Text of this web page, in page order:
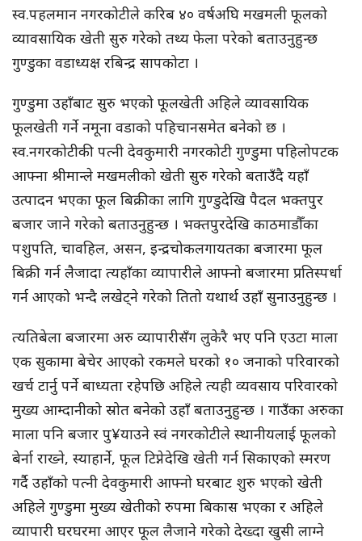
स्व.पहलमान नगरकोटीले करिब ४० वर्षअघि मखमली फूलको
व्यावसायिक खेती सुरु गरेको तथ्य फेला परेको बताउनुहुन्छ
गुण्डुका वडाध्यक्ष रबिन्द्र सापकोटा ।
गुण्डुमा उहाँबाट सुरु भएको फूलखेती अहिले व्यावसायिक
फूलखेती गर्ने नमूना वडाको पहिचानसमेत बनेको छ ।
स्व.नगरकोटीकी पत्नी देवकुमारी नगरकोटी गुण्डुमा पहिलोपटक
आफ्ना श्रीमान्ले मखमलीको खेती सुरु गरेको बताउँदै यहाँ
उत्पादन भएका फूल बिक्रीका लागि गुण्डुदेखि पैदल भक्तपुर
बजार जाने गरेको बताउनुहुन्छ । भक्तपुरदेखि काठमाडौँका
पशुपति, चावहिल, असन, इन्द्रचोकलगायतका बजारमा फूल
बिक्री गर्न लैजादा त्यहाँका व्यापारीले आफ्नो बजारमा प्रतिस्पर्धा
गर्न आएको भन्दै लखेट्ने गरेको तितो यथार्थ उहाँ सुनाउनुहुन्छ ।
त्यतिबेला बजारमा अरु व्यापारीसँग लुकेरै भए पनि एउटा माला
एक सुकामा बेचेर आएको रकमले घरको १० जनाको परिवारको
खर्च टार्नु पर्ने बाध्यता रहेपछि अहिले त्यही व्यवसाय परिवारको
मुख्य आम्दानीको स्रोत बनेको उहाँ बताउनुहुन्छ । गाउँका अरुका
माला पनि बजार पु¥याउने स्वं नगरकोटीले स्थानीयलाई फूलको
बेर्ना राख्ने, स्याहार्ने, फूल टिप्नेदेखि खेती गर्न सिकाएको स्मरण
गर्दै उहाँको पत्नी देवकुमारी आफ्नो घरबाट शुरु भएको खेती
अहिले गुण्डुमा मुख्य खेतीको रुपमा बिकास भएका र अहिले
व्यापारी घरघरमा आएर फूल लैजाने गरेको देख्दा खुसी लाग्ने